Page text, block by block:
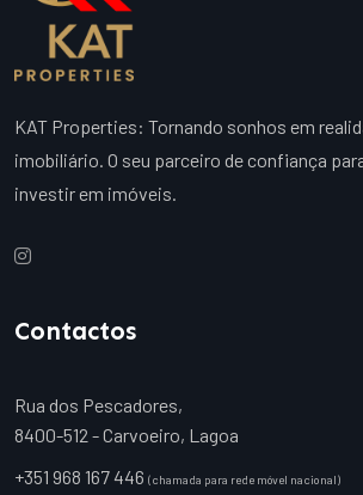
KAT Properties: Tornando sonhos em
imobiliário. O seu parceiro de confiança
investir em imóveis.
Contactos
Rua dos Pescadores,
8400-512 - Carvoeiro, Lagoa
+351 968 167 446 (chamada para rede móvel nacional)